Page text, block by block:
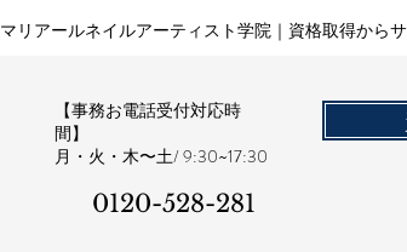
マリアールネイルアーティスト学院｜資格取得から
【事務お電話受付対応時
間】
​月・火・木〜土/ 9:30~17:30
0120-528-281​